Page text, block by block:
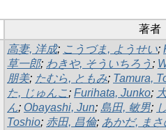
著者
高妻, 洋成; こうづま, ようせい;
草一郎; わきや, そういちろう ;
朋美; たむら, ともみ; Tamura,
た, じゅんこ; Furihata, Junko;
ん; Obayashi, Jun; 島田, 敏男;
Toshio; 赤田, 昌倫; あかだ, まさ